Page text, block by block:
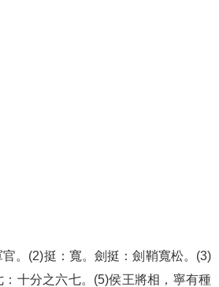
。(2)挺：寬。劍挺：劍鞘寬松。(3)
十分之六七。(5)侯王將相，寧有種